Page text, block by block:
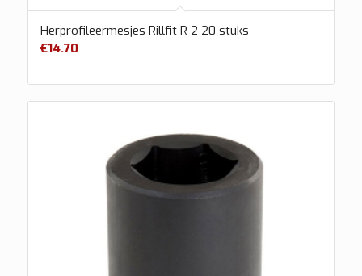
Herprofileermesjes Rillfit R 2 20 stuks
€14.70